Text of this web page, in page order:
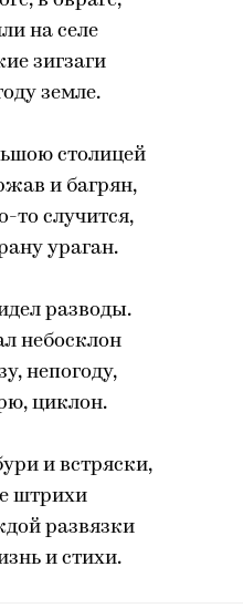
на селе
зигзаги
земле.
столицей
и багрян,
то случится,
ураган.
разводы.
небосклон
непогоду,
циклон.
и встряски,
штрихи
развязки
и стихи.